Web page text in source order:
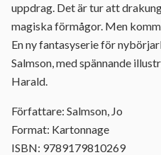
uppdrag. Det är tur att
magiska förmågor. Men
En ny fantasyserie för
Salmson, med spännande
Harald.
Författare: Salmson, Jo
Format: Kartonnage
ISBN: 9789179810269